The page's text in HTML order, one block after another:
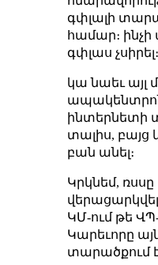
գփլալի
համար։
գփլաս չսիրել։
կա նաեւ այլ
ինտերնետի
տալիս, բայց
բան անել։
Կրկնեմ, ռսսը
ԿՄ-ում թե
Կարեւորը
տարածքում